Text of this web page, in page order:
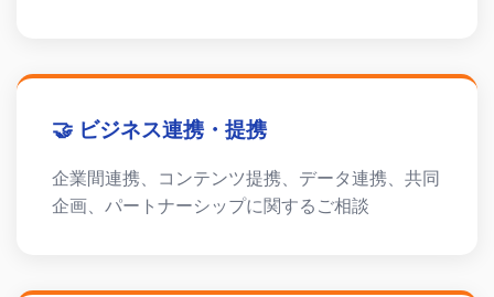
🤝 ビジネス連携・提携
企業間連携、コンテンツ提携、データ連携、共同
企画、パートナーシップに関するご相談